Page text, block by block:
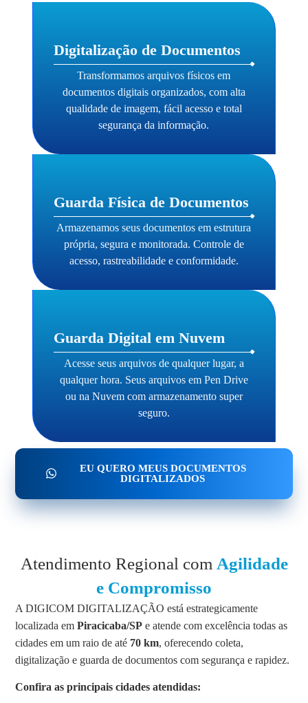
Digitalização de Documentos
Transformamos arquivos físicos em
documentos digitais organizados, com alta
qualidade de imagem, fácil acesso e total
segurança da informação.
Guarda Física de Documentos
Armazenamos seus documentos em estrutura
própria, segura e monitorada. Controle de
acesso, rastreabilidade e conformidade.
Guarda Digital em Nuvem
Acesse seus arquivos de qualquer lugar, a
qualquer hora. Seus arquivos em Pen Drive
ou na Nuvem com armazenamento super
seguro.
EU QUERO MEUS DOCUMENTOS
DIGITALIZADOS
Atendimento Regional com Agilidade
e Compromisso
A DIGICOM DIGITALIZAÇÃO está estrategicamente
localizada emPiracicaba/SP e atende com excelência todas as
cidades em um raio de até 70 km, oferecendo coleta,
digitalização e guarda de documentos com segurança e rapidez.
Confira as principais cidades atendidas: